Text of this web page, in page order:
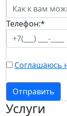
Телефон:*
Соглашаюсь
Отправить
Услуги